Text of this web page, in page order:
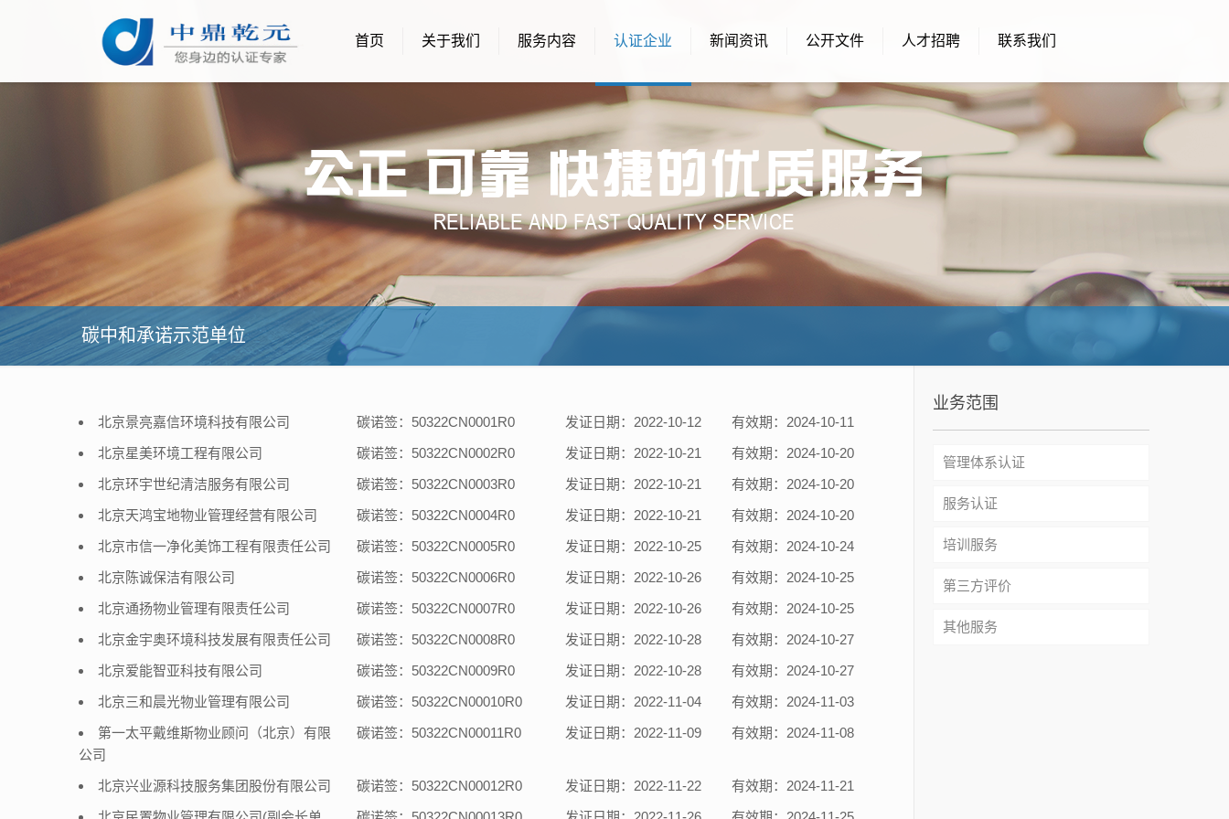
首页 关于我们 服务内容 认证企业 新闻资讯 公开文件 人才招聘 联系我们
碳中和承诺示范单位
北京景亮嘉信环境科技有限公司 碳诺签：50322CN0001R0 发证日期：2022-10-12
有效期：2024-10-11
北京星美环境工程有限公司
碳诺签：50322CN0002R0 发证日期：2022-10-21
有效期：2024-10-20
北京环宇世纪清洁服务有限公司
碳诺签：50322CN0003R0 发证日期：2022-10-21
有效期：2024-10-20
北京天鸿宝地物业管理经营有限公司
碳诺签：50322CN0004R0 发证日期：2022-10-21
有效期：2024-10-20
北京市信一净化美饰工程有限责任公司
碳诺签：50322CN0005R0 发证日期：2022-10-25
有效期：2024-10-24
北京陈诚保洁有限公司
碳诺签：50322CN0006R0 发证日期：2022-10-26
有效期：2024-10-25
北京通扬物业管理有限责任公司
碳诺签：50322CN0007R0 发证日期：2022-10-26
有效期：2024-10-25
北京金宇奥环境科技发展有限责任公司
碳诺签：50322CN0008R0 发证日期：2022-10-28
有效期：2024-10-27
北京爱能智亚科技有限公司
碳诺签：50322CN0009R0 发证日期：2022-10-28
有效期：2024-10-27
北京三和晨光物业管理有限公司
碳诺签：50322CN00010R0 发证日期：2022-11-04
有效期：2024-11-03
第一太平戴维斯物业顾问（北京）有限
公司
碳诺签：50322CN00011R0 发证日期：2022-11-09 有效期：2024-11-08
北京兴业源科技服务集团股份有限公司 碳诺签：50322CN00012R0 发证日期：2022-11-22
有效期：2024-11-21
业务范围
管理体系认证
服务认证
培训服务
第三方评价
其他服务